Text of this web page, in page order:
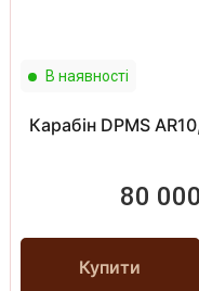
В наявності
Карабін DPMS
80 000
Купити